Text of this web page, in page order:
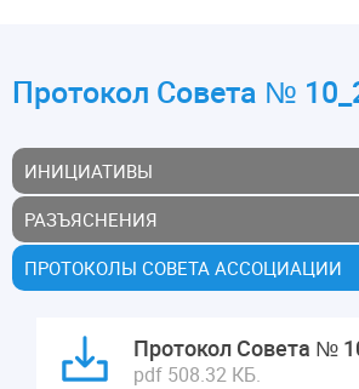
Протокол Совета №
ИНИЦИАТИВЫ
РАЗЪЯСНЕНИЯ
ПРОТОКОЛЫ СОВЕТА АССОЦИАЦИИ
Протокол Совета №
pdf 508.32 КБ.